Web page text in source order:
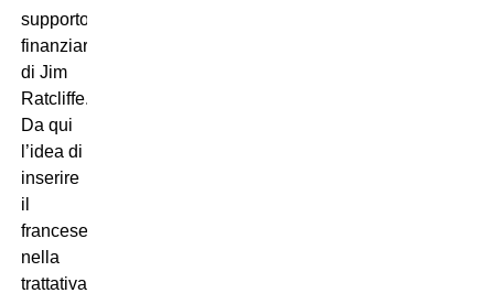
supporto
finanziario
di Jim
Ratcliffe.
Da qui
l’idea di
inserire
il
francese
nella
trattativa.